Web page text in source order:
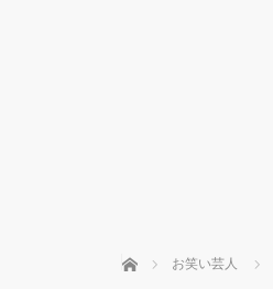
ホーム お笑い芸人